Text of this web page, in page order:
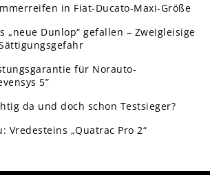
in Fiat-Ducato-Maxi-Größe
„neue Dunlop“ gefallen – Zweigleisige
für Norauto-
5”
da und doch schon Testsieger?
Vredesteins „Quatrac Pro 2“